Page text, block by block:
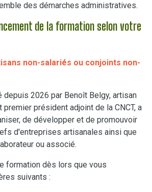
des démarches administratives.
de la formation selon votre
non-salariés ou conjoints non-
depuis 2026 par Benoît Belgy, artisan
premier président adjoint de la CNCT, a
de développer et de promouvoir
d'entreprises artisanales ainsi que
ou associé.
formation dès lors que vous
suivants :